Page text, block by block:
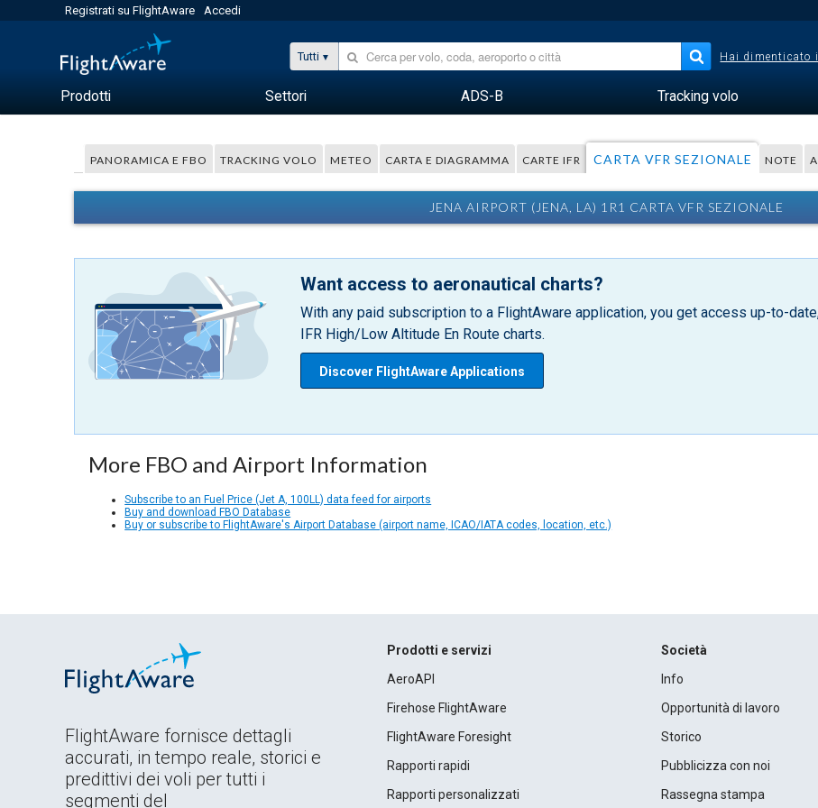
Registrati su FlightAware Accedi
Tutti Hai dimenticato
Prodotti Settori ADS-B Tracking volo
PANORAMICA E FBO TRACKING VOLO METEO CARTA E DIAGRAMMA CARTE IFR CARTA VFR SEZIONALE NOTE
JENA AIRPORT (JENA, LA) 1R1 CARTA VFR SEZIONALE
Want access to aeronautical charts?
With any paid subscription to a FlightAware application, you get access up-to-
IFR High/Low Altitude En Route charts.
Discover FlightAware Applications
More FBO and Airport Information
Subscribe to an Fuel Price (Jet A, 100LL) data feed for airports
Buy and download FBO Database
Buy or subscribe to FlightAware's Airport Database (airport name, ICAO/IATA codes, location, etc.)
FlightAware fornisce dettagli
accurati, in tempo reale, storici e
predittivi dei voli per tutti i
segmenti del
Prodotti e servizi
AeroAPI
Firehose FlightAware
FlightAware Foresight
Rapporti rapidi
Rapporti personalizzati
Società
Info
Opportunità di lavoro
Storico
Pubblicizza con noi
Rassegna stampa